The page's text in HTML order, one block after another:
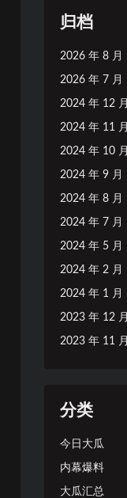
归档
2026 年 8 月
2026 年 7 月
2024 年 12 月
2024 年 11 月
2024 年 10 月
2024 年 9 月
2024 年 8 月
2024 年 7 月
2024 年 5 月
2024 年 2 月
2024 年 1 月
2023 年 12 月
2023 年 11 月
分类
今日大瓜
内幕爆料
大瓜汇总